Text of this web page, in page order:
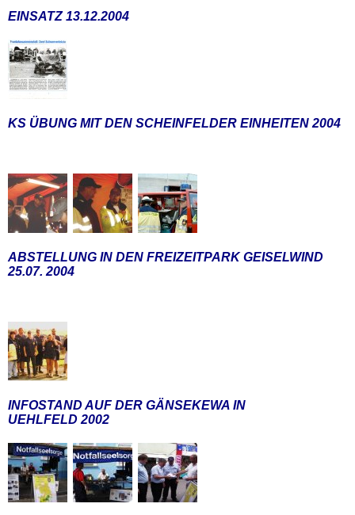
EINSATZ 13.12.2004
KS ÜBUNG MIT DEN SCHEINFELDER EINHEITEN 2004
ABSTELLUNG IN DEN FREIZEITPARK GEISELWIND
25.07. 2004
INFOSTAND AUF DER GÄNSEKEWA IN
UEHLFELD 2002